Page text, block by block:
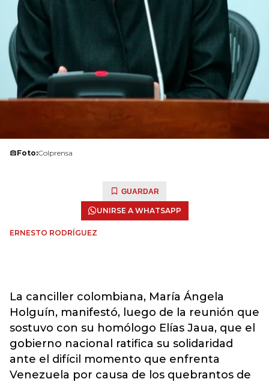
Foto:Colprensa
GUARDAR
UNIRSE A WHATSAPP
ERNESTO RODRÍGUEZ
La canciller colombiana, María Ángela
Holguín, manifestó, luego de la reunión que
sostuvo con su homólogo Elías Jaua, que el
gobierno nacional ratifica su solidaridad
ante el difícil momento que enfrenta
Venezuela por causa de los quebrantos de